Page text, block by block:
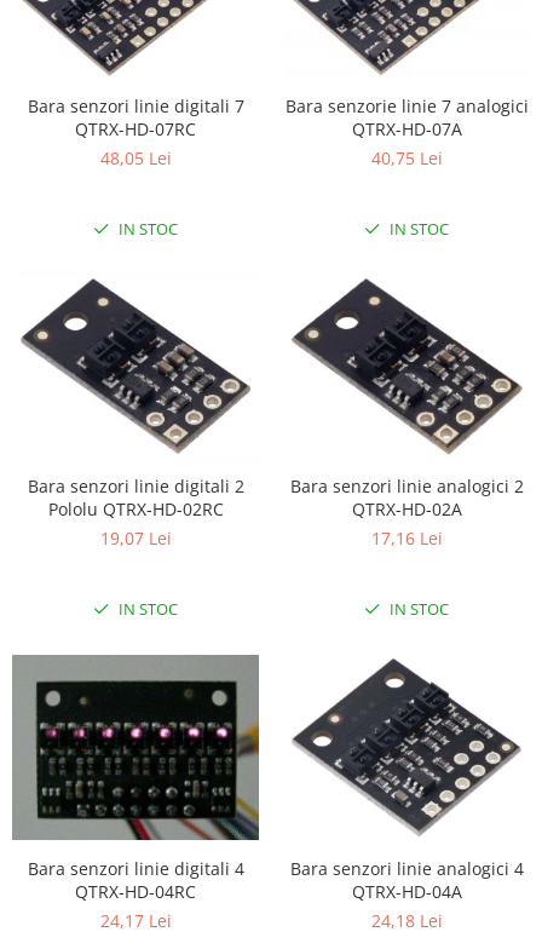
Rezistoare
Creion 3D 3Doodler
Imprimante 3D
Componente
Filament Premium ABS 1.75 mm
Filament Premium ABS 3 mm
Filament Premium PLA 1.75 mm
Filamente Speciale
Carti
Pentru Incepatori
Kituri incepatori Arduino
Junior Robotics
Carti
Junior Robotics
Lego Education
STEM Education
Ugears
Kit Fun
Bara senzori linie digitali 7
QTRX-HD-07RC
48,05 Lei
IN STOC
Bara senzorie linie 7 analogici
QTRX-HD-07A
40,75 Lei
IN STOC
Bara senzori linie digitali 2
Pololu QTRX-HD-02RC
19,07 Lei
IN STOC
Bara senzori linie analogici 2
QTRX-HD-02A
17,16 Lei
IN STOC
Bara senzori linie digitali 4
QTRX-HD-04RC
24,17 Lei
Bara senzori linie analogici 4
QTRX-HD-04A
24,18 Lei